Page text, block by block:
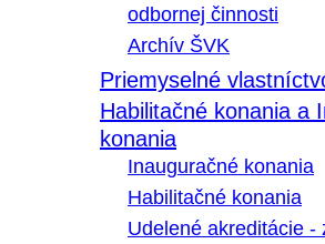
odbornej činnosti
Archív ŠVK
Priemyselné
Habilitačné konania a
konania
Inauguračné konania
Habilitačné konania
Udelené akreditácie -